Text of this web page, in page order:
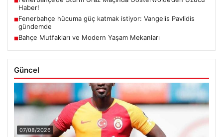
Haber!
■Fenerbahçe hücuma güç katmak istiyor: Vangelis Pavlidis
gündemde
■Bahçe Mutfakları ve Modern Yaşam Mekanları
Güncel
07/08/2026